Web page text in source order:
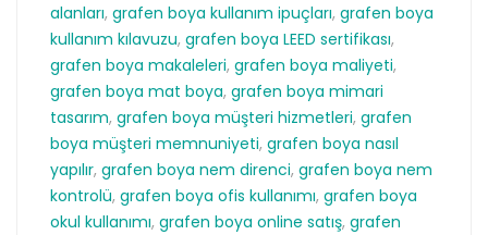
alanları, grafen boya kullanım ipuçları, grafen boya
kullanım kılavuzu, grafen boya LEED sertifikası,
grafen boya makaleleri, grafen boya maliyeti,
grafen boya mat boya, grafen boya mimari
tasarım, grafen boya müşteri hizmetleri, grafen
boya müşteri memnuniyeti, grafen boya nasıl
yapılır, grafen boya nem direnci, grafen boya nem
kontrolü, grafen boya ofis kullanımı, grafen boya
okul kullanımı, grafen boya online satış, grafen